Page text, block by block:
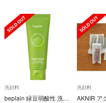
洗顔料
beplain 緑豆弱酸性 洗顔フォーム 160ml
洗顔料